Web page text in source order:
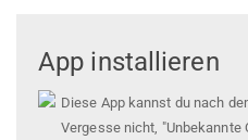
App installieren
Diese App kannst du nach
Vergesse nicht, "Unbekannte